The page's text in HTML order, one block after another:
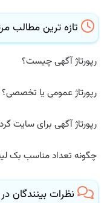
تازه ترین مطالب
رپورتاژ آگهی چیست؟
رپورتاژ عمومی یا تخصصی؟
رپورتاژ آگهی برای سایت
چگونه تعداد مناسب بک
نظرات بینندگان